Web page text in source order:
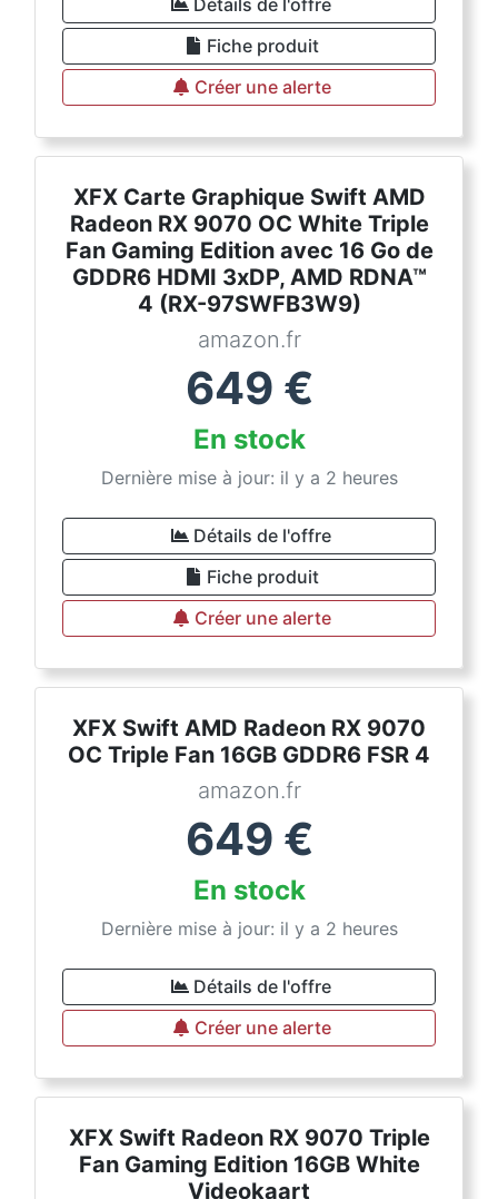
Détails de l'offre
Fiche produit
Créer une alerte
XFX Carte Graphique Swift AMD
Radeon RX 9070 OC White Triple
Fan Gaming Edition avec 16 Go de
GDDR6 HDMI 3xDP, AMD RDNA™
4 (RX-97SWFB3W9)
amazon.fr
649 €
En stock
Dernière mise à jour: il y a 2 heures
Détails de l'offre
Fiche produit
Créer une alerte
XFX Swift AMD Radeon RX 9070
OC Triple Fan 16GB GDDR6 FSR 4
amazon.fr
649 €
En stock
Dernière mise à jour: il y a 2 heures
Détails de l'offre
Créer une alerte
XFX Swift Radeon RX 9070 Triple
Fan Gaming Edition 16GB White
Videokaart